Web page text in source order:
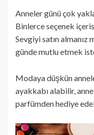
Anneler günü çok
Binlerce seçenek
Sevgiyi satın almanız
günde mutlu etmek
Modaya düşkün
ayakkabı alabilir,
parfümden hediye